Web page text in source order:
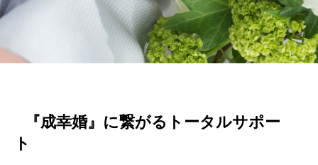
『成幸婚』に繋がるトータルサポー
ト